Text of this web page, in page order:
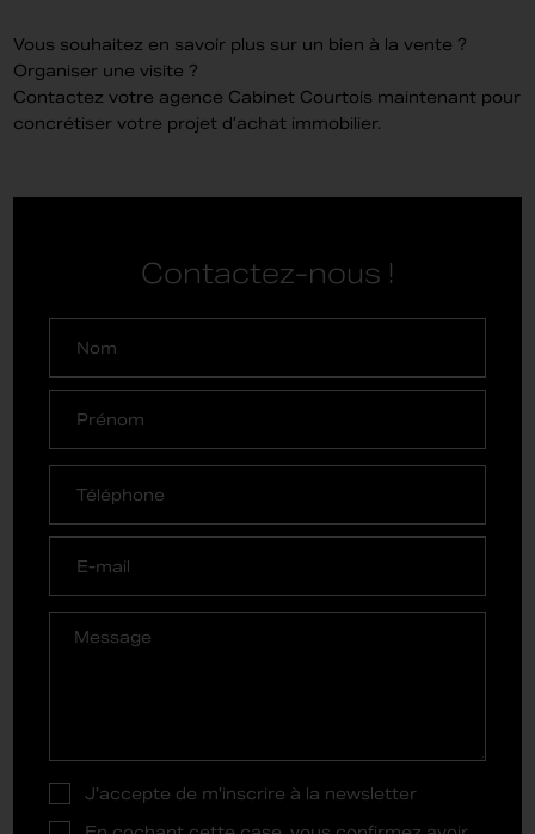
Vous souhaitez en savoir plus sur un bien à la vente ?
Organiser une visite ?
Contactez votre agence Cabinet Courtois maintenant pour
concrétiser votre projet d’achat immobilier.
Contactez-nous !
J'accepte de m'inscrire à la newsletter